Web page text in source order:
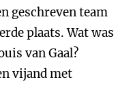
geschreven team
plaats. Wat was
van Gaal?
vijand met